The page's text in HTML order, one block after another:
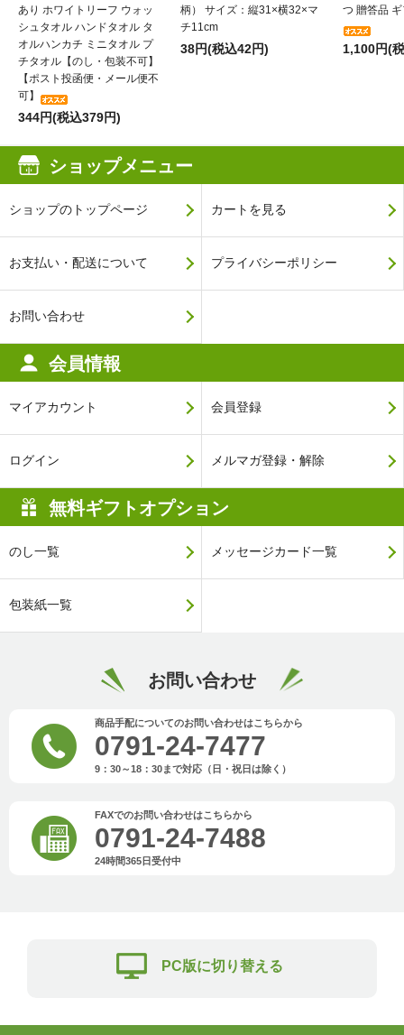
あり ホワイトリーフ ウォッ
シュタオル ハンドタオル タ
オルハンカチ ミニタオル プ
チタオル【のし・包装不可】
【ポスト投函便・メール便不
可】
344円(税込379円)
柄） サイズ：縦31×横32×マ
チ11cm
38円(税込42円)
つ 贈答品
1,100円(
ショップメニュー
ショップのトップページ カートを見る
お支払い・配送について プライバシーポリシー
お問い合わせ
会員情報
マイアカウント 会員登録
ログイン メルマガ登録・解除
無料ギフトオプション
のし一覧 メッセージカード一覧
包装紙一覧
お問い合わせ
商品手配についてのお問い合わせはこちらから
0791-24-7477
9：30～18：30まで対応（日・祝日は除く）
FAXでのお問い合わせはこちらから
0791-24-7488
24時間365日受付中
PC版に切り替える